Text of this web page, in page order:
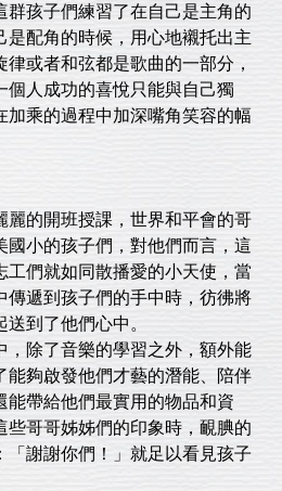
孩子們練習了在自己是主角的
是配角的時候，用心地襯托出主
或者和弦都是歌曲的一部分，
個人成功的喜悅只能與自己獨
加乘的過程中加深嘴角笑容的幅
的開班授課，世界和平會的哥
國小的孩子們，對他們而言，這
工們就如同散播愛的小天使，當
傳遞到孩子們的手中時，彷彿將
到了他們心中。
除了音樂的學習之外，額外能
能夠啟發他們才藝的潛能、陪伴
能帶給他們最實用的物品和資
些哥哥姊姊們的印象時，靦腆的
「謝謝你們！」就足以看見孩子